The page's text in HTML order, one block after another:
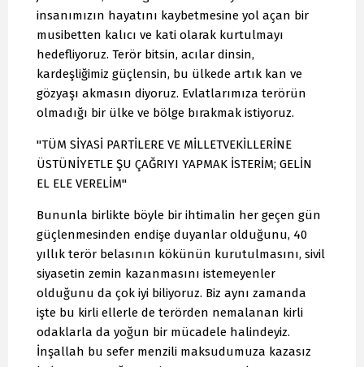
insanımızın hayatını kaybetmesine yol açan bir
musibetten kalıcı ve kati olarak kurtulmayı
hedefliyoruz. Terör bitsin, acılar dinsin,
kardeşliğimiz güçlensin, bu ülkede artık kan ve
gözyaşı akmasın diyoruz. Evlatlarımıza terörün
olmadığı bir ülke ve bölge bırakmak istiyoruz.
"TÜM SİYASİ PARTİLERE VE MİLLETVEKİLLERİNE
ÜSTÜNİYETLE ŞU ÇAĞRIYI YAPMAK İSTERİM; GELİN
EL ELE VERELİM"
Bununla birlikte böyle bir ihtimalin her geçen gün
güçlenmesinden endişe duyanlar olduğunu, 40
yıllık terör belasının kökünün kurutulmasını, sivil
siyasetin zemin kazanmasını istemeyenler
olduğunu da çok iyi biliyoruz. Biz aynı zamanda
işte bu kirli ellerle de terörden nemalanan kirli
odaklarla da yoğun bir mücadele halindeyiz.
İnşallah bu sefer menzili maksudumuza kazasız